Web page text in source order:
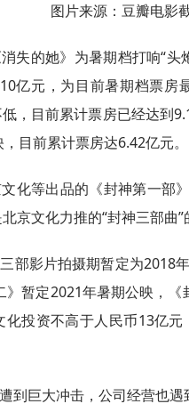
图片来源：豆瓣电影
失的她》为暑期档打响“头
亿元，为目前暑期档票房
，目前累计票房已经达到
目前累计票房达6.42亿元。
化等出品的《封神第一部
京文化力推的“封神三部曲”
部影片拍摄期暂定为2018
暂定2021年暑期公映，
投资不高于人民币13亿
到巨大冲击，公司经营也